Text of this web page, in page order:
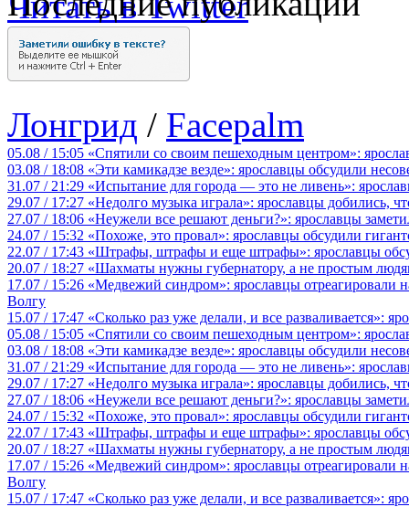
Лонгрид / Facepalm
05.08 / 15:05 «Спятили со своим пешеходным центром»:
03.08 / 18:08 «Эти камикадзе везде»: ярославцы обсудили
31.07 / 21:29 «Испытание для города — это не ливень»:
29.07 / 17:27 «Недолго музыка играла»: ярославцы добились,
27.07 / 18:06 «Неужели все решают деньги?»: ярославцы
24.07 / 15:32 «Похоже, это провал»: ярославцы обсудили
22.07 / 17:43 «Штрафы, штрафы и еще штрафы»: ярославцы
20.07 / 18:27 «Шахматы нужны губернатору, а не простым
17.07 / 15:26 «Медвежий синдром»: ярославцы отреагировали
Волгу
15.07 / 17:47 «Сколько раз уже делали, и все разваливается»:
05.08 / 15:05 «Спятили со своим пешеходным центром»:
03.08 / 18:08 «Эти камикадзе везде»: ярославцы обсудили
31.07 / 21:29 «Испытание для города — это не ливень»:
29.07 / 17:27 «Недолго музыка играла»: ярославцы добились,
27.07 / 18:06 «Неужели все решают деньги?»: ярославцы
24.07 / 15:32 «Похоже, это провал»: ярославцы обсудили
22.07 / 17:43 «Штрафы, штрафы и еще штрафы»: ярославцы
20.07 / 18:27 «Шахматы нужны губернатору, а не простым
17.07 / 15:26 «Медвежий синдром»: ярославцы отреагировали
Волгу
15.07 / 17:47 «Сколько раз уже делали, и все разваливается»: